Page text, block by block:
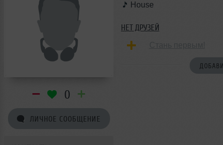
0
ЛИЧНОЕ СООБЩЕНИЕ
House
НЕТ ДРУЗЕЙ